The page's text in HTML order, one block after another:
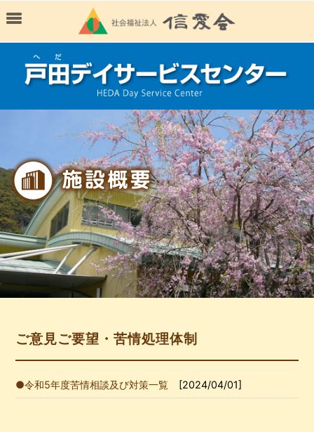
ご意見ご要望・苦情処理体制
令和5年度苦情相談及び対策一覧 [2024/04/01]